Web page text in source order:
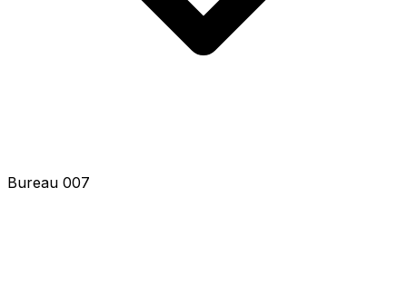
Bureau 007